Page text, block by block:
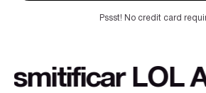
Pssst! No credit card
LOL